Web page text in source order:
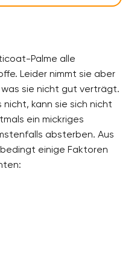
Palme alle
Leider nimmt sie aber
was sie nicht gut verträgt.
kann sie sich nicht
ein mickriges
absterben. Aus
einige Faktoren